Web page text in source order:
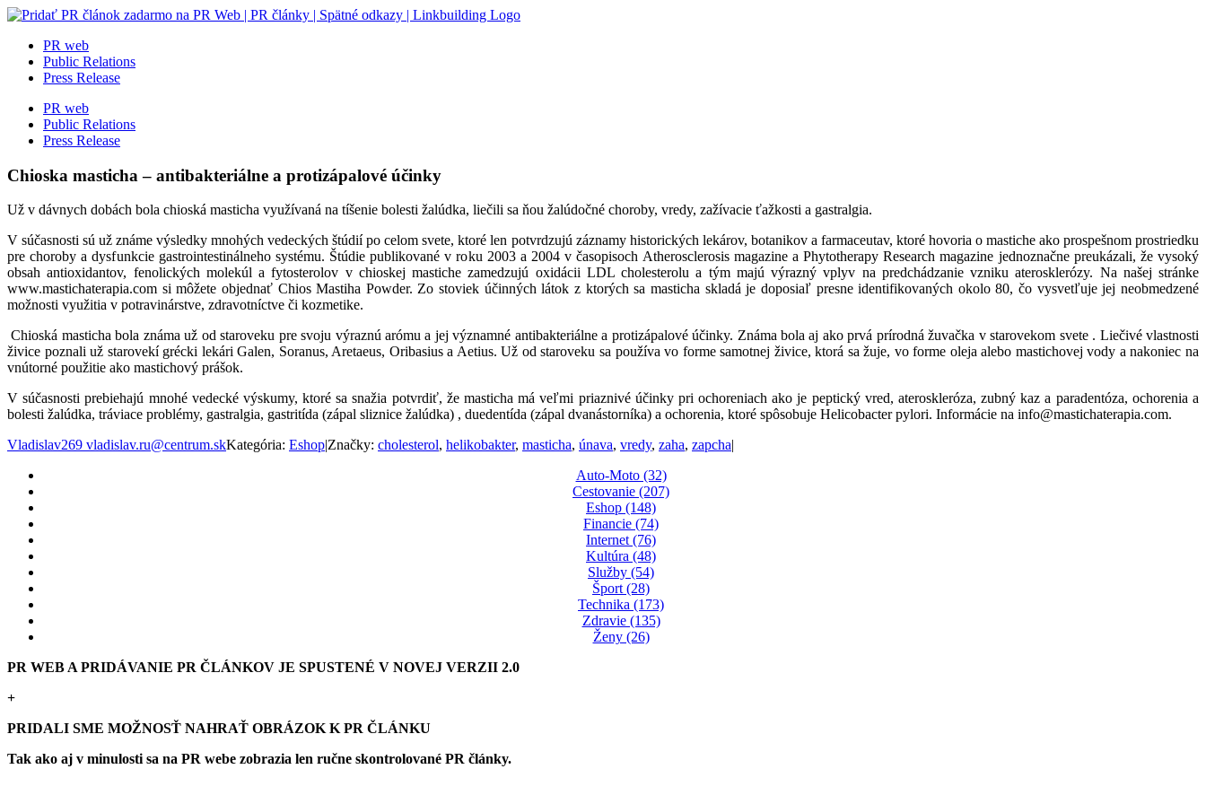
Skip
contentPR web
Public Relations
Press Release
PR web
Public Relations
Press Release
Chioska masticha – antibakteriálne a protizápalové účinky
Už v dávnych dobách bola chioská masticha využívaná na tíšenie bolesti žalúdka, liečili sa ňou žalúdočné choroby, vredy, zažívacie ťažkosti a gastralgia.
V súčasnosti sú už známe výsledky mnohých vedeckých štúdií po celom svete, ktoré len potvrdzujú záznamy historických lekárov, botanikov a farmaceutav, ktoré hovoria o mastiche ako prospešnom prostriedku
pre choroby a dysfunkcie gastrointestinálneho systému. Štúdie publikované v roku 2003 a 2004 v časopisoch Atherosclerosis magazine a Phytotherapy Research magazine jednoznačne preukázali, že vysoký
obsah antioxidantov, fenolických molekúl a fytosterolov v chioskej mastiche zamedzujú oxidácii LDL cholesterolu a tým majú výrazný vplyv na predchádzanie vzniku aterosklerózy. Na našej stránke
www.mastichaterapia.com si môžete objednať Chios Mastiha Powder. Zo stoviek účinných látok z ktorých sa masticha skladá je doposiaľ presne identifikovaných okolo 80, čo vysvetľuje jej neobmedzené
možnosti využitia v potravinárstve, zdravotníctve či kozmetike.
Chioská masticha bola známa už od staroveku pre svoju výraznú arómu a jej významné antibakteriálne a protizápalové účinky. Známa bola aj ako prvá prírodná žuvačka v starovekom svete . Liečivé vlastnosti
živice poznali už starovekí grécki lekári Galen, Soranus, Aretaeus, Oribasius a Aetius. Už od staroveku sa používa vo forme samotnej živice, ktorá sa žuje, vo forme oleja alebo mastichovej vody a nakoniec na
vnútorné použitie ako mastichový prášok.
V súčasnosti prebiehajú mnohé vedecké výskumy, ktoré sa snažia potvrdiť, že masticha má veľmi priaznivé účinky pri ochoreniach ako je peptický vred, ateroskleróza, zubný kaz a paradentóza, ochorenia a
bolesti žalúdka, tráviace problémy, gastralgia, gastritída (zápal sliznice žalúdka) , duedentída (zápal dvanástorníka) a ochorenia, ktoré spôsobuje Helicobacter pylori. Informácie na info@mastichaterapia.com.
Vladislav269 vladislav.ru@centrum.skKategória: Eshop|Značky: cholesterol, helikobakter, masticha, únava, vredy, zaha, zapcha|
Auto-Moto (32)
Cestovanie (207)
Eshop (148)
Financie (74)
Internet (76)
Kultúra (48)
Služby (54)
Šport (28)
Technika (173)
Zdravie (135)
Ženy (26)
PR WEB A PRIDÁVANIE PR ČLÁNKOV JE SPUSTENÉ V NOVEJ VERZII 2.0
+
PRIDALI SME MOŽNOSŤ NAHRAŤ OBRÁZOK K PR ČLÁNKU
Tak ako aj v minulosti sa na PR webe zobrazia len ručne skontrolované PR články.